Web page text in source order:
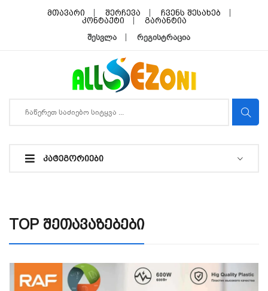
მთავარი შერჩევა
ჩვენს შესახებ
კონტაქტი
გარანტია
შესვლა რეგისტრაცია
ᲙᲐᲢᲔᲒᲝᲠᲘᲔᲑᲘ
TOP Შეთავაზებები